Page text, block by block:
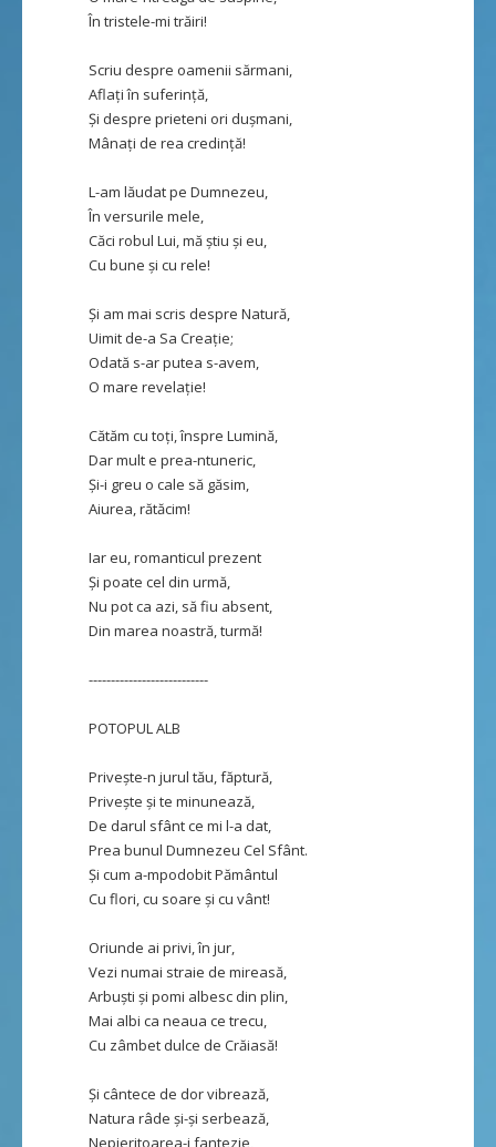
În tristele-mi trăiri!
Scriu despre oamenii sărmani,
Aflați în suferință,
Și despre prieteni ori dușmani,
Mânați de rea credință!
L-am lăudat pe Dumnezeu,
În versurile mele,
Căci robul Lui, mă știu și eu,
Cu bune și cu rele!
Și am mai scris despre Natură,
Uimit de-a Sa Creație;
Odată s-ar putea s-avem,
O mare revelație!
Cătăm cu toți, înspre Lumină,
Dar mult e prea-ntuneric,
Și-i greu o cale să găsim,
Aiurea, rătăcim!
Iar eu, romanticul prezent
Și poate cel din urmă,
Nu pot ca azi, să fiu absent,
Din marea noastră, turmă!
---------------------------
POTOPUL ALB
Privește-n jurul tău, făptură,
Privește și te minunează,
De darul sfânt ce mi l-a dat,
Prea bunul Dumnezeu Cel Sfânt.
Și cum a-mpodobit Pământul
Cu flori, cu soare și cu vânt!
Oriunde ai privi, în jur,
Vezi numai straie de mireasă,
Arbuști și pomi albesc din plin,
Mai albi ca neaua ce trecu,
Cu zâmbet dulce de Crăiasă!
Și cântece de dor vibrează,
Natura râde și-și serbează,
Nepieritoarea-i fantezie,